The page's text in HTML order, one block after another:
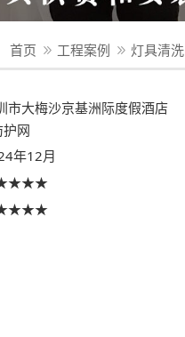
首页 工程案例 灯具清洗
市大梅沙京基洲际度假酒店
网
年12月